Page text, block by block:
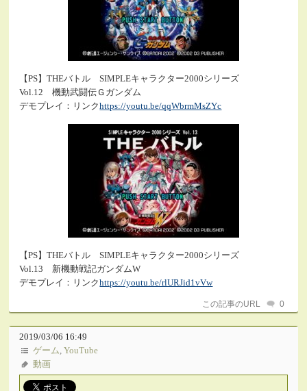
【PS】THEバトル SIMPLEキャラクター2000シリーズ
Vol.12 機動武闘伝Ｇガンダム
デモプレイ：リンクhttps://youtu.be/qqWbrmMsZYc
【PS】THEバトル SIMPLEキャラクター2000シリーズ
Vol.13 新機動戦記ガンダムW
デモプレイ：リンクhttps://youtu.be/rlURJid1vVw
この記事のURL 0
2019/03/06 16:49
ゲーム,YouTube
動画